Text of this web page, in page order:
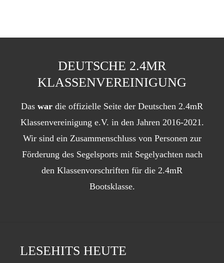
DEUTSCHE 2.4MR
KLASSENVEREINIGUNG
Das war die offizielle Seite der Deutschen 2.4mR
Klassenvereinigung e.V. in den Jahren 2016-2021.
Wir sind ein Zusammenschluss von Personen zur
Förderung des Segelsports mit Segelyachten nach
den Klassenvorschriften für die 2.4mR
Bootsklasse.
LESEHITS HEUTE